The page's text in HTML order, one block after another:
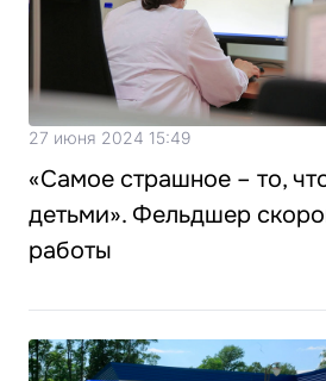
27 июня 2024 15:49
«Самое страшное – то,
детьми». Фельдшер
работы